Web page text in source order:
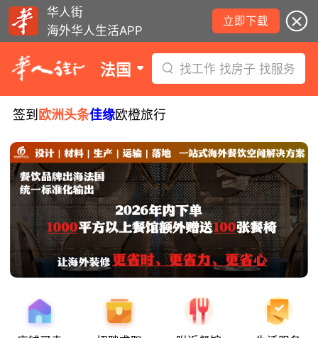
华人街
海外华人生活APP
立即下载
法国 找工作 找房子 找服务
签到 欧洲头条佳缘欧橙旅行